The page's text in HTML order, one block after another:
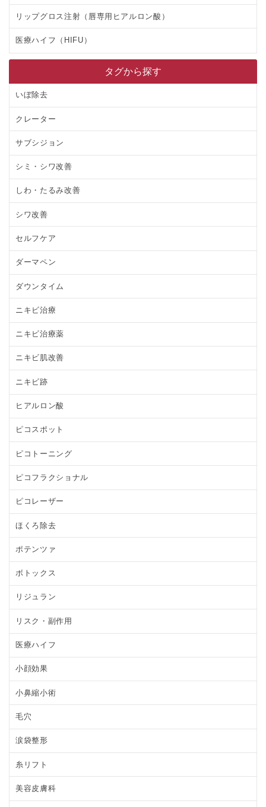
リップグロス注射（唇専用ヒアルロン酸）
医療ハイフ（HIFU）
タグから探す
いぼ除去
クレーター
サブシジョン
シミ・シワ改善
しわ・たるみ改善
シワ改善
セルフケア
ダーマペン
ダウンタイム
ニキビ治療
ニキビ治療薬
ニキビ肌改善
ニキビ跡
ヒアルロン酸
ピコスポット
ピコトーニング
ピコフラクショナル
ピコレーザー
ほくろ除去
ポテンツァ
ボトックス
リジュラン
リスク・副作用
医療ハイフ
小顔効果
小鼻縮小術
毛穴
涙袋整形
糸リフト
美容皮膚科